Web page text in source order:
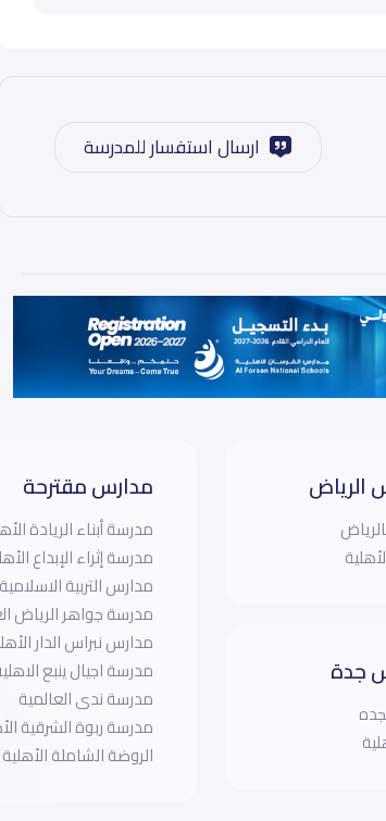
ارسال استفسار للمدرسة
الرياض
جدة
مدارس مقترحة
مدرسة أبناء الريادة
مدرسة إثراء الإبداع
مدارس التربية الاسلامية
مدرسة جواهر الرياض
مدارس نبراس الدار
مدرسة اجيال ينبع
مدرسة ندى العالمية
مدرسة ربوة الشرقية
الروضة الشاملة الأهلية